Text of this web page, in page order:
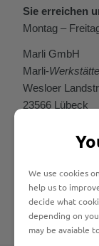
Sie erreichen
Montag –
Marli GmbH
Marli-
Wesloer
23566 Lübeck
Oliver
Telefon 0451 62
Telefax 0451
We use cookies
help us to
decide what
depending on
may be avaiable